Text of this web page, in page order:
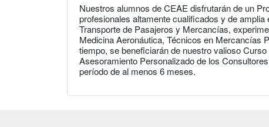
Nuestros alumnos de CEAE disfrutarán de un
profesionales altamente cualificados y de
Transporte de Pasajeros y Mercancías,
Medicina Aeronáutica, Técnicos en Mercancías
tiempo, se beneficiarán de nuestro valioso
Asesoramiento Personalizado de los
período de al menos 6 meses.